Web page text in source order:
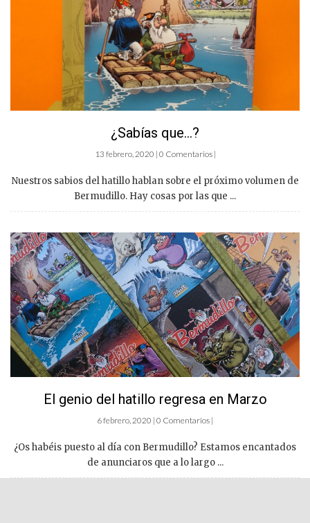
¿Sabías que…?
13 febrero, 2020 | 0 Comentarios |
Nuestros sabios del hatillo hablan sobre el próximo volumen de
Bermudillo. Hay cosas por las que ...
El genio del hatillo regresa en Marzo
6 febrero, 2020 | 0 Comentarios |
¿Os habéis puesto al día con Bermudillo? Estamos encantados
de anunciaros que a lo largo ...